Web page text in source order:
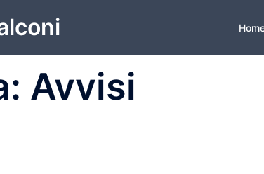
Avvisi